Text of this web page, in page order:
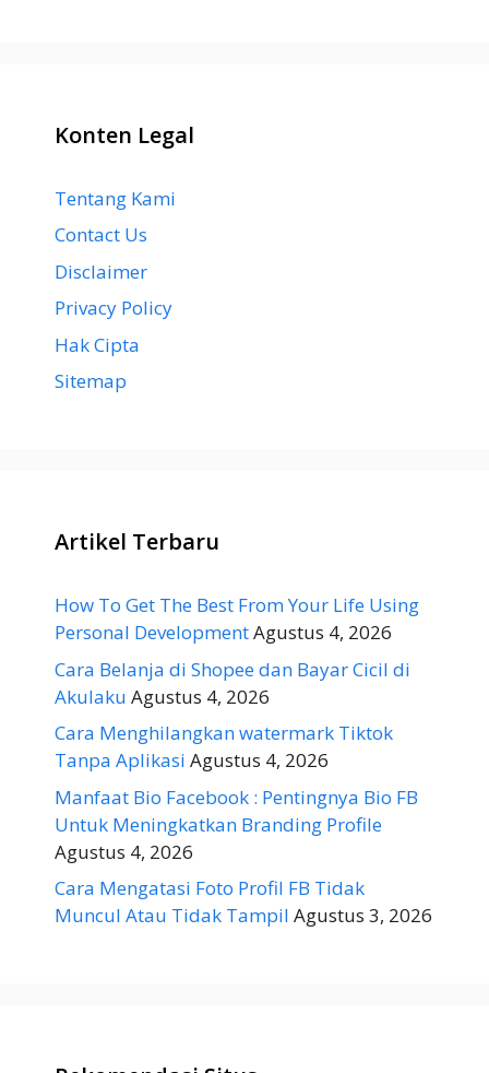
Konten Legal
Tentang Kami
Contact Us
Disclaimer
Privacy Policy
Hak Cipta
Sitemap
Artikel Terbaru
How To Get The Best From Your Life Using
Personal DevelopmentAgustus 4, 2026
Cara Belanja di Shopee dan Bayar Cicil di
Akulaku Agustus 4, 2026
Cara Menghilangkan watermark Tiktok
Tanpa Aplikasi Agustus 4, 2026
Manfaat Bio Facebook : Pentingnya Bio FB
Untuk Meningkatkan Branding Profile
Agustus 4, 2026
Cara Mengatasi Foto Profil FB Tidak
Muncul Atau Tidak Tampil Agustus 3, 2026